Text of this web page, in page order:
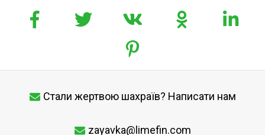
Стали жертвою шахраїв? Написати нам
zayavka@limefin.com